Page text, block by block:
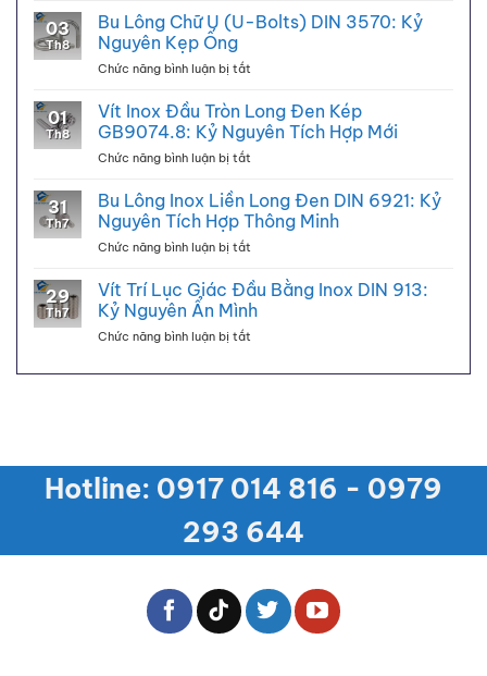
Kỷ
Lông
Móng
Chữ
L:
Kỷ
Tảng
Vững
03
Th8
Bu Lông Chữ U (U-Bolts) DIN 3570: Kỷ
Nguyên Kẹp Ống
Chức năng bình luận bị tắt
Chữ
U
DIN
3570:
Ống
01
Th8
Vít Inox Đầu Tròn Long Đen Kép
GB9074.8: Kỷ Nguyên Tích Hợp Mới
Chức năng bình luận bị tắt
Inox
Đầu
Tròn
Kép
GB9074.8:
Hợp
31
Th7
Bu Lông Inox Liền Long Đen DIN 6921: Kỷ
Nguyên Tích Hợp Thông Minh
Chức năng bình luận bị tắt
Lông
Inox
Liền
DIN
Hợp
Thông
29
Th7
Vít Trí Lục Giác Đầu Bằng Inox DIN 913:
Kỷ Nguyên Ẩn Mình
Chức năng bình luận bị tắt
Trí
Inox
DIN
913:
Kỷ
Nguyên
Ẩn
Hotline: 0917 014 816 - 0979
293 644